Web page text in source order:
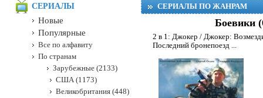
СЕРИАЛЫ ПО ЖАНРАМ
Боевики
2 в 1: Джокер / Джокер:
Последний бронепоезд ...
СЕРИАЛЫ
Новые
Популярные
Все по алфавиту
По странам
Зарубежные (2133)
США (1173)
Великобритания (448)